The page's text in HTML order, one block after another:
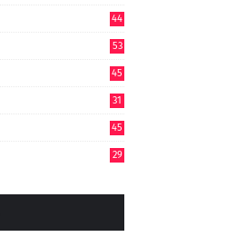
44
53
45
31
45
29